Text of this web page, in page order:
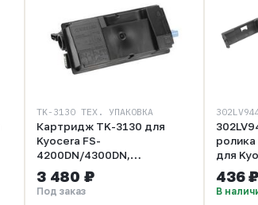
TK-3130 ТЕХ. УПАКОВКА
Картридж TK-3130 для
Kyocera FS-
4200DN/4300DN,
M3550idn/M3560idn. 10 000
страниц, технологическая
упаковка
3 480 ₽
Под заказ
для
436 ₽
В